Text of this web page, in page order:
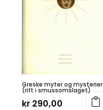
Greske myter og mysterier
(rift i smussomslaget)
kr290,00